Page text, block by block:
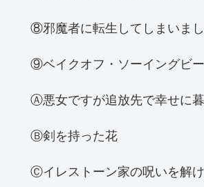
⑧邪魔者に転生してしまいま
⑨ベイクオフ・ソーイングビー
Ⓐ悪女ですが追放先で幸せに
Ⓑ剣を持った花
Ⓒイレストーン家の呪いを解け